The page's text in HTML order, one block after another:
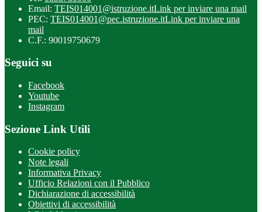
Email: TEIS014001@istruzione.itLink per inviare una mail
PEC: TEIS014001@pec.istruzione.itLink per inviare una
mail
C.F.: 90019750679
Seguici su
Facebook
Youtube
Instagram
Sezione Link Utili
Cookie policy
Note legali
Informativa Privacy
Ufficio Relazioni con il Pubblico
Dichiarazione di accessibilità
Obiettivi di accessibilità